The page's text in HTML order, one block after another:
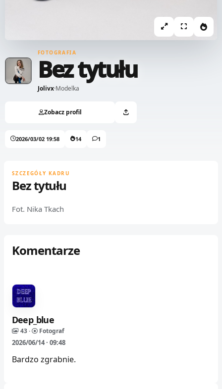
FOTOGRAFIA
Bez tytułu
Jolivx·Modelka
Zobacz profil
2026/03/02 19:58 14 1
SZCZEGÓŁY KADRU
Bez tytułu
Fot. Nika Tkach
Komentarze
Deep_blue
43 · Fotograf
2026/06/14 · 09:48
Bardzo zgrabnie.